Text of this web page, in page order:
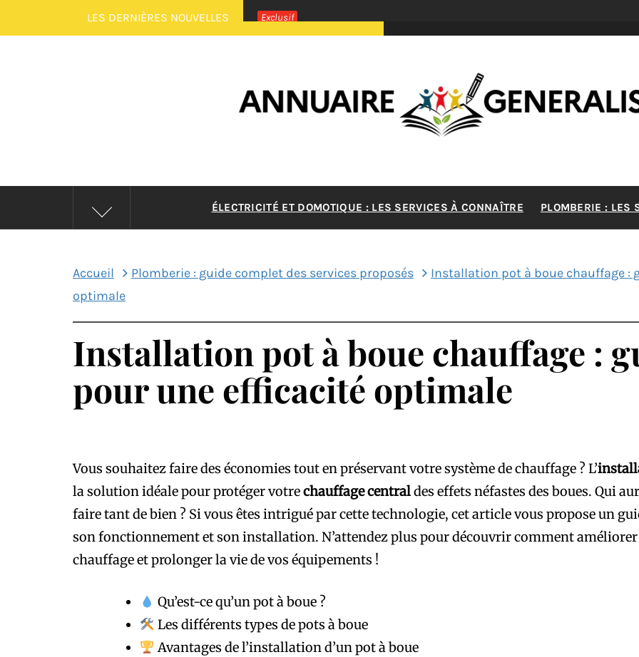
au
LES DERNIÈRES NOUVELLES Exclusif
ANNUAIRE
MAISON
ÉLECTRICITÉ ET DOMOTIQUE : LES SERVICES À CONNAÎTRE PLOMBERIE : LES
Accueil Plomberie : guide complet des services proposés
Installation pot à boue chauffage :
optimale
Installation pot à boue chauffage :
pour une efficacité optimale
Vous souhaitez faire des économies tout en préservant votre système de chauffage ? L’
la solution idéale pour protéger votrechauffage centraldes effets néfastes des boues. Qui
faire tant de bien ? Si vous êtes intrigué par cette technologie, cet article vous propose un
son fonctionnement et son installation. N’attendez plus pour découvrir comment améliorer
chauffage et prolonger la vie de vos équipements !
Qu’est-ce qu’un pot à boue ?
Les différents types de pots à boue
Avantages de l’installation d’un pot à boue